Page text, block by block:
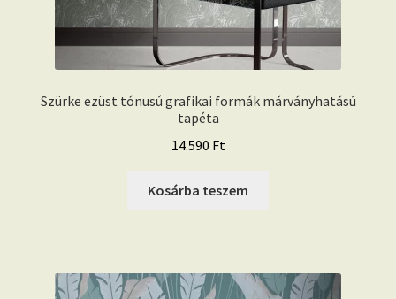
Szürke ezüst tónusú grafikai formák márványhatású
tapéta
14.590 Ft
Kosárba teszem